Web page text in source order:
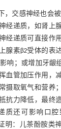
，交感神经也会
经递质，如肾上
经递质可直接作
腺素β2受体的表
响；或增加牙龈
血管加压作用，
摄取氧气和营养
抗力降低，最终
质还可影响口腔
明：儿茶酚胺类